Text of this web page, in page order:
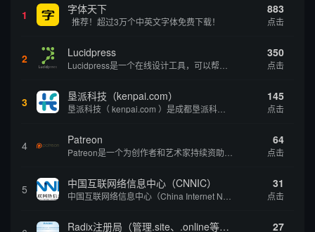
1 字体天下
推荐！超过3万个中英文字体免费下载！
883
点击
2 Lucidpress 350
点击
3 垦派科技（kenpai.com） 145
点击
4 Patreon 64
点击
5 中国互联网络信息中心（CNNIC） 31
点击
Radix注册局（管理.site、.online等顶级域名） 27